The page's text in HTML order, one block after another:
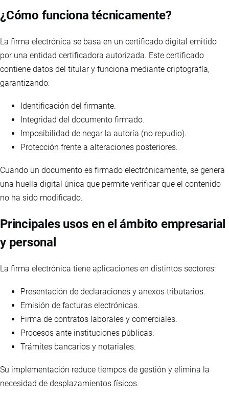
¿Cómo funciona técnicamente?
La firma electrónica se basa en un certificado digital emitido
por una entidad certificadora autorizada. Este certificado
contiene datos del titular y funciona mediante criptografía,
garantizando:
Identificación del firmante.
Integridad del documento firmado.
Imposibilidad de negar la autoría (no repudio).
Protección frente a alteraciones posteriores.
Cuando un documento es firmado electrónicamente, se genera
una huella digital única que permite verificar que el contenido
no ha sido modificado.
Principales usos en el ámbito empresarial
y personal
La firma electrónica tiene aplicaciones en distintos sectores:
Presentación de declaraciones y anexos tributarios.
Emisión de facturas electrónicas.
Firma de contratos laborales y comerciales.
Procesos ante instituciones públicas.
Trámites bancarios y notariales.
Su implementación reduce tiempos de gestión y elimina la
necesidad de desplazamientos físicos.